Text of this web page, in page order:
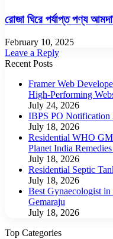
রোজা ঘিরে পর্যাপ্ত পণ্য
February 10, 2025
Leave a Reply
Recent Posts
Framer Web
High-Performing
July 24, 2026
IBPS PO Notification
July 18, 2026
Residential WHO
Planet India
July 18, 2026
Residential Septic
July 18, 2026
Best Gynaecologist
Gemaraju
July 18, 2026
Top Categories